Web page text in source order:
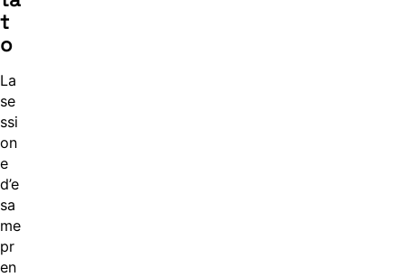
t
o
La
se
ssi
on
e
d’e
sa
me
pr
en